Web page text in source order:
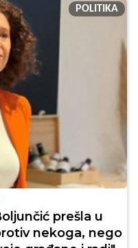
POLITIKA
prešla u
nekoga, nego